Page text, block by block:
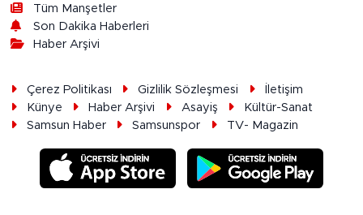
Tüm Manşetler
Son Dakika Haberleri
Haber Arşivi
Çerez Politikası Gizlilik Sözleşmesi
İletişim
Künye
Haber Arşivi Asayiş
Kültür-Sanat
Samsun Haber
Samsunspor TV- Magazin